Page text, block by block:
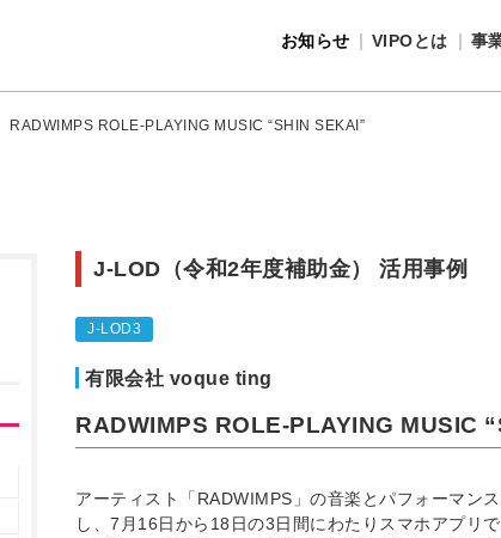
お知らせ VIPOとは
VIPOとは
事
RADWIMPS ROLE-PLAYING MUSIC “SHIN SEKAI”
J-LOD（令和2年度補助金） 活用事例
J-LOD3
有限会社 voque ting
RADWIMPS ROLE-PLAYING MUSIC
アーティスト「RADWIMPS」の音楽とパフォーマン
し、7月16日から18日の3日間にわたりスマホアプリ